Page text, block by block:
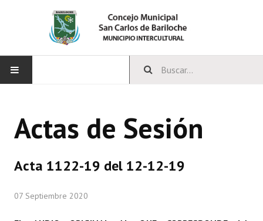
CONCEJO
Comisiones Permanentes
Actas de Sesión
Acta 1122-19 del 12-12-19
07 Septiembre 2020